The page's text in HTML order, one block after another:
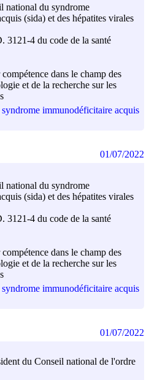
national du syndrome
(sida) et des hépatites virales
3121-4 du code de la santé
dans le champ des
et de la recherche sur les
immunodéficitaire acquis
national du syndrome
(sida) et des hépatites virales
3121-4 du code de la santé
dans le champ des
et de la recherche sur les
immunodéficitaire acquis
01/07/2022
du Conseil national de l'ordre
01/07/2022